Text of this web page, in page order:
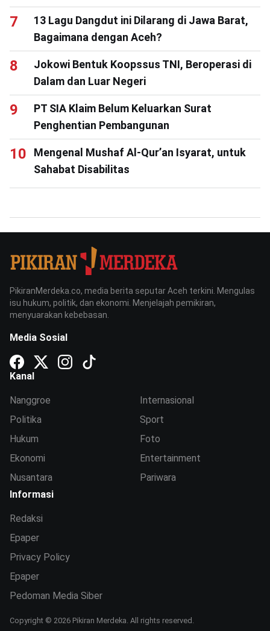
13 Lagu Dangdut ini Dilarang di Jawa Barat,
Bagaimana dengan Aceh?
Jokowi Bentuk Koopssus TNI, Beroperasi di
Dalam dan Luar Negeri
PT SIA Klaim Belum Keluarkan Surat
Penghentian Pembangunan
Mengenal Mushaf Al-Qur’an Isyarat, untuk
Sahabat Disabilitas
PikiranMerdeka.co, media berita seputar Aceh terkini. Mengulas
isu hukum, politik, dan ekonomi. Menjelajah pemikiran,
menyuarakan kebebasan.
Media Sosial
Kanal
Nanggroe
Politika
Hukum
Ekonomi
Nusantara
Internasional
Sport
Foto
Entertainment
Pariwara
Informasi
Redaksi
Epaper
Privacy Policy
Epaper
Pedoman Media Siber
Copyright © 2026 Pikiran Merdeka. All rights reserved.